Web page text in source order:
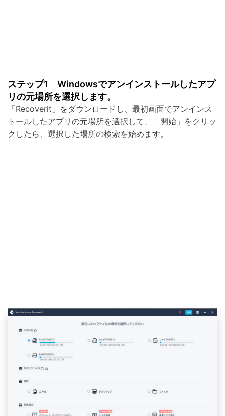
ステップ1 Windowsでアンインストールしたアプ
リの元場所を選択します。
「Recoverit」をダウンロードし、最初画面でアンインス
トールしたアプリの元場所を選択して、「開始」をクリッ
クしたら、選択した場所の検索を始めます。